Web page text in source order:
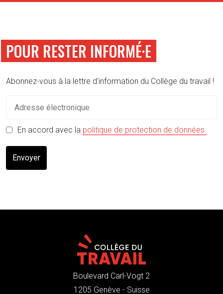
POUR RESTER INFORMÉ·E
Abonnez-vous à la lettre d'information du Collège du travail !
En accord avec la politique de protection de données.
Envoyer
Boulevard Carl-Vogt 2
1205 Genève - Suisse